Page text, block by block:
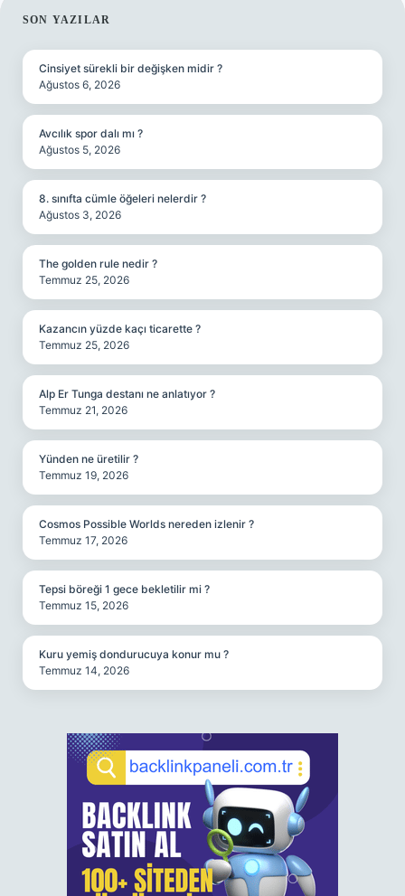
SIDEBAR
SON YAZILAR
Cinsiyet sürekli bir değişken midir ?
Ağustos 6, 2026
Avcılık spor dalı mı ?
Ağustos 5, 2026
8. sınıfta cümle öğeleri nelerdir ?
Ağustos 3, 2026
The golden rule nedir ?
Temmuz 25, 2026
Kazancın yüzde kaçı ticarette ?
Temmuz 25, 2026
Alp Er Tunga destanı ne anlatıyor ?
Temmuz 21, 2026
Yünden ne üretilir ?
Temmuz 19, 2026
Cosmos Possible Worlds nereden izlenir ?
Temmuz 17, 2026
Tepsi böreği 1 gece bekletilir mi ?
Temmuz 15, 2026
Kuru yemiş dondurucuya konur mu ?
Temmuz 14, 2026